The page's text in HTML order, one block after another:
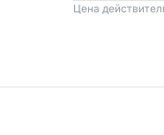
Цена